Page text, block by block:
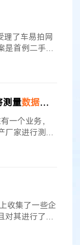
。
性源自其财产
利的
理了车易拍网
是首例二手车
侵权案件，
龙去脉是这
表文章《多
测量数据汇总做成
一个业务，
厂家进行测
我们自己的
！ 法律规定
权、商业秘密
收集了一些企
对其进行了修
售？ 谢谢
依法公开的